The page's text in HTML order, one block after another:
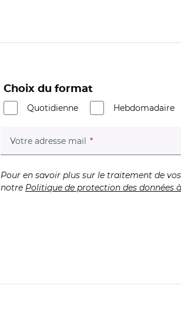
Choix du format
Quotidienne
Hebdomadaire
Votre adresse mail (champ obligatoire)
Pour en savoir plus sur le traitement de
notre Politique de protection des données